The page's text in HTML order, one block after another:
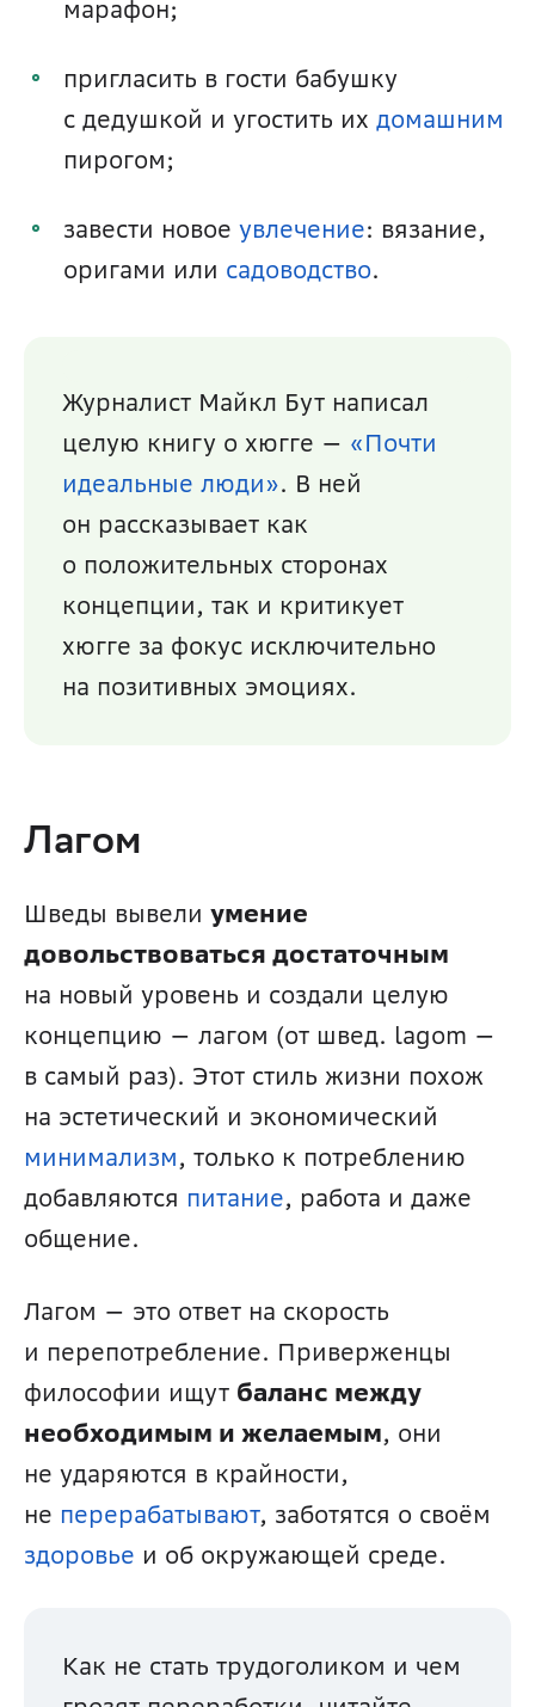
марафон;
пригласить в гости бабушку
с дедушкой и угостить их домашним
пирогом;
завести новое увлечение: вязание,
оригами или садоводство.
Журналист Майкл Бут написал
целую книгу о хюгге — «Почти
идеальные люди». В ней
он рассказывает как
о положительных сторонах
концепции, так и критикует
хюгге за фокус исключительно
на позитивных эмоциях.
Лагом
Шведы вывели умение
довольствоваться достаточным
на новый уровень и создали целую
концепцию — лагом (от швед. lagom —
в самый раз). Этот стиль жизни похож
минимализм, только к потреблению
добавляются питание, работа и даже
общение.
Лагом — это ответ на скорость
и перепотребление. Приверженцы
философии ищут баланс между
необходимым и желаемым, они
не ударяются в крайности,
не перерабатывают
здоровье и об окружающей среде.
Как не стать трудоголиком и чем